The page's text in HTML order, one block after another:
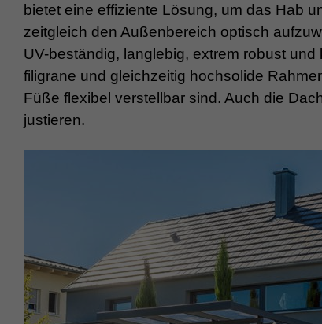
bietet eine effiziente Lösung, um das Hab
zeitgleich den Außenbereich optisch
UV-beständig, langlebig, extrem robust
filigrane und gleichzeitig hochsolide
Füße flexibel verstellbar sind. Auch die
justieren.